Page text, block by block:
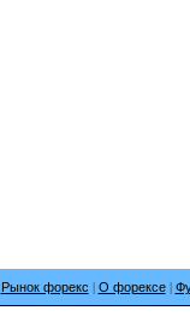
Рынок форекс | О форексе|